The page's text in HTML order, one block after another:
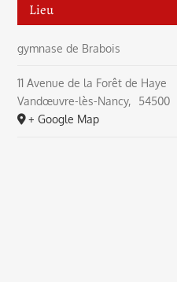
Lieu
gymnase de Brabois
11 Avenue de la Forêt de Haye
Vandœuvre-lès-Nancy, 54500
+ Google Map